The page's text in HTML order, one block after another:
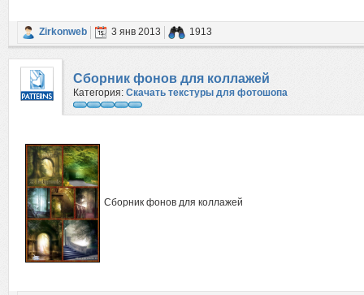
Zirkonweb 3 янв 2013 1913
Сборник фонов для коллажей
Категория: Скачать текстуры для фотошопа
Сборник фонов для коллажей